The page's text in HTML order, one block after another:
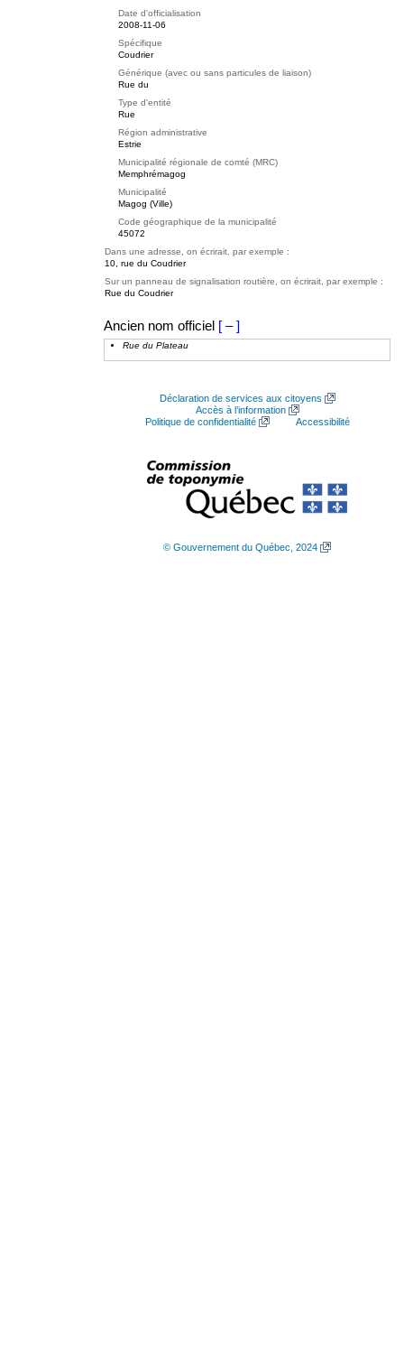
Date d'officialisation
2008-11-06
Spécifique
Coudrier
Générique (avec ou sans particules de liaison)
Rue du
Type d'entité
Rue
Région administrative
Estrie
Municipalité régionale de comté (MRC)
Memphrémagog
Municipalité
Magog (Ville)
Code géographique de la municipalité
45072
Dans une adresse, on écrirait, par exemple :
10, rue du Coudrier
Sur un panneau de signalisation routière, on écrirait, par exemple :
Rue du Coudrier
Ancien nom officiel [ – ]
Rue du Plateau
Déclaration de services aux citoyens
Accès à l’information
Politique de confidentialité
Accessibilité
© Gouvernement du Québec, 2024